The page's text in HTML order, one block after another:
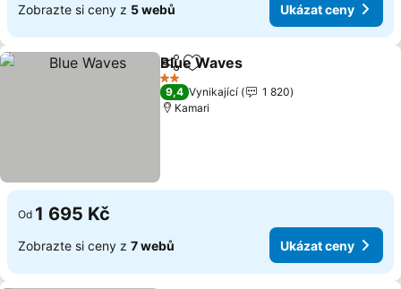
Zobrazte si ceny z 5 webů Ukázat ceny
SdíletPřidat na seznam oblíbených
Blue Waves
2 Počet hvězdiček
9,4 Vynikající
1 820
Kamari
Od 1 695 Kč
Zobrazte si ceny z 7 webů Ukázat ceny